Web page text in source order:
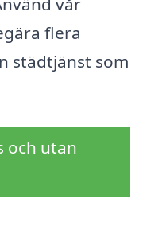
flera
städtjänst som
och utan